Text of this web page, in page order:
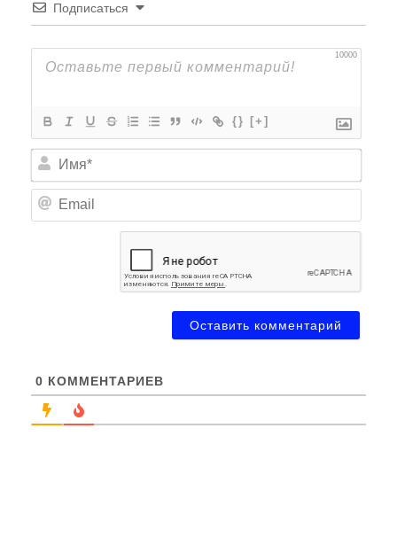
Подписаться
10000
{} [+]
Имя*
0 КОММЕНТАРИЕВ